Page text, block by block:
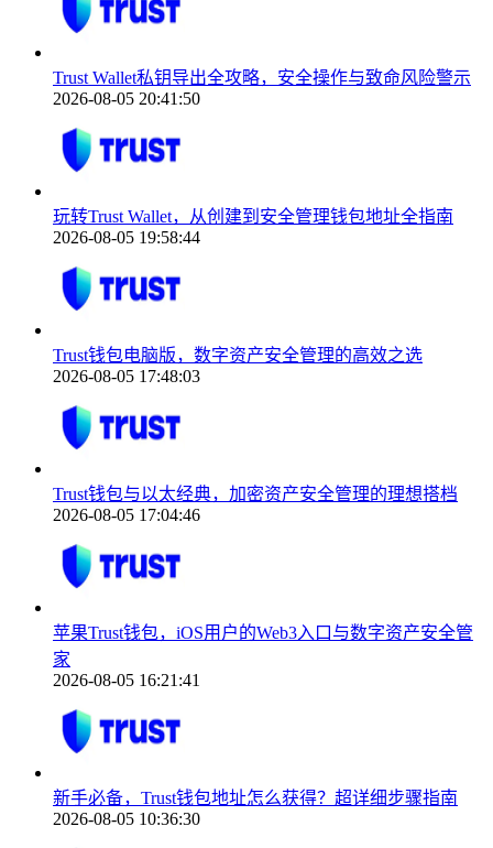
Trust Wallet私钥导出全攻略，安全操作与致命风险警示
2026-08-05 20:41:50
玩转Trust Wallet，从创建到安全管理钱包地址全指南
2026-08-05 19:58:44
Trust钱包电脑版，数字资产安全管理的高效之选
2026-08-05 17:48:03
Trust钱包与以太经典，加密资产安全管理的理想搭档
2026-08-05 17:04:46
苹果Trust钱包，iOS用户的Web3入口与数字资产安全管
家
2026-08-05 16:21:41
新手必备，Trust钱包地址怎么获得？超详细步骤指南
2026-08-05 10:36:30